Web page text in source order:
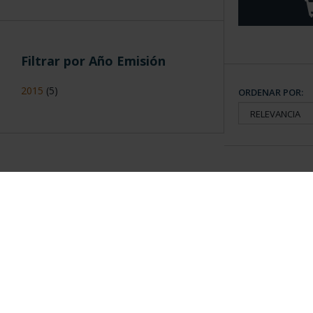
Filtrar por Año Emisión
2015 (5) ORDENAR POR: